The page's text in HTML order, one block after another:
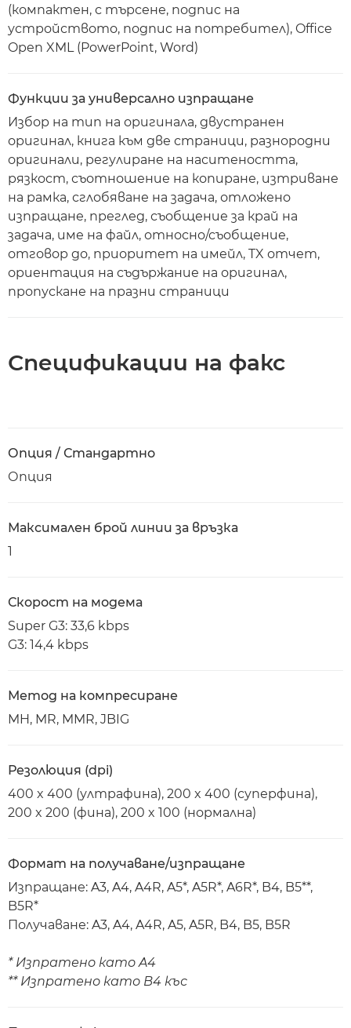
(компактен, с търсене, подпис на
устройството, подпис на потребител), Office
Open XML (PowerPoint, Word)
Функции за универсално изпращане
Избор на тип на оригинала, двустранен
оригинал, книга към две страници, разнородни
оригинали, регулиране на наситеността,
рязкост, съотношение на копиране, изтриване
на рамка, сглобяване на задача, отложено
изпращане, преглед, съобщение за край на
задача, име на файл, относно/съобщение,
отговор до, приоритет на имейл, TX отчет,
ориентация на съдържание на оригинал,
пропускане на празни страници
Спецификации на факс
Опция / Стандартно
Опция
Максимален брой линии за връзка
1
Скорост на модема
Super G3: 33,6 kbps
G3: 14,4 kbps
Метод на компресиране
MH, MR, MMR, JBIG
Резолюция (dpi)
400 x 400 (ултрафина), 200 x 400 (суперфина),
200 x 200 (фина), 200 x 100 (нормална)
Формат на получаване/изпращане
Изпращане: A3, A4, A4R, A5*, A5R*, A6R*, B4, B5**,
B5R*
Получаване: A3, A4, A4R, A5, A5R, B4, B5, B5R
* Изпратено като A4
** Изпратено като B4 къс